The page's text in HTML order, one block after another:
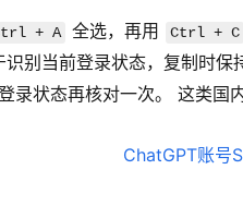
+ A 全选，再用 Ctrl + C
别当前登录状态，复制时
录状态再核对一次。 这类国